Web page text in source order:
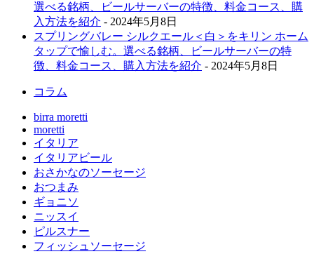
選べる銘柄、ビールサーバーの特徴、料金コース、購
入方法を紹介 - 2024年5月8日
スプリングバレー シルクエール＜白＞をキリン ホーム
タップで愉しむ。選べる銘柄、ビールサーバーの特
徴、料金コース、購入方法を紹介 - 2024年5月8日
コラム
birra moretti
moretti
イタリア
イタリアビール
おさかなのソーセージ
おつまみ
ギョニソ
ニッスイ
ピルスナー
フィッシュソーセージ